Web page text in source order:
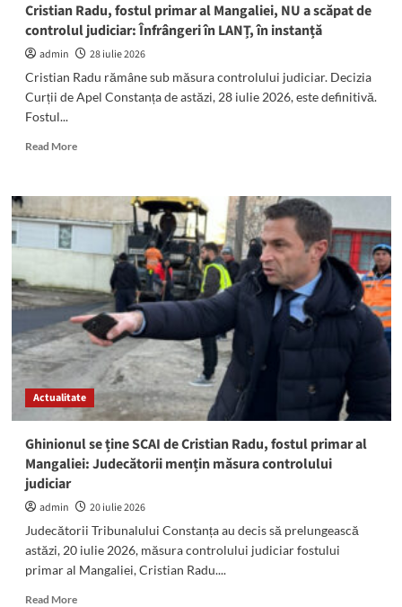
Cristian Radu, fostul primar al Mangaliei, NU a scăpat de
controlul judiciar: Înfrângeri în LANȚ, în instanță
admin
28 iulie 2026
Cristian Radu rămâne sub măsura controlului judiciar. Decizia
Curții de Apel Constanța de astăzi, 28 iulie 2026, este definitivă.
Fostul...
Read MoreRead
Cristian
Radu,
fostul
Mangaliei,
NU
a
scăpat
de
controlul
judiciar:
Înfrângeri
în
în
instanță
Actualitate
Ghinionul se ține SCAI de Cristian Radu, fostul primar al
Mangaliei: Judecătorii mențin măsura controlului
judiciar
admin
20 iulie 2026
Judecătorii Tribunalului Constanța au decis să prelungească
astăzi, 20 iulie 2026, măsura controlului judiciar fostului
primar al Mangaliei, Cristian Radu....
Read MoreRead